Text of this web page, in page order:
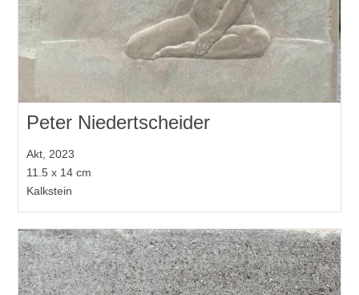
Peter Niedertscheider
Akt, 2023
11.5 x 14 cm
Kalkstein